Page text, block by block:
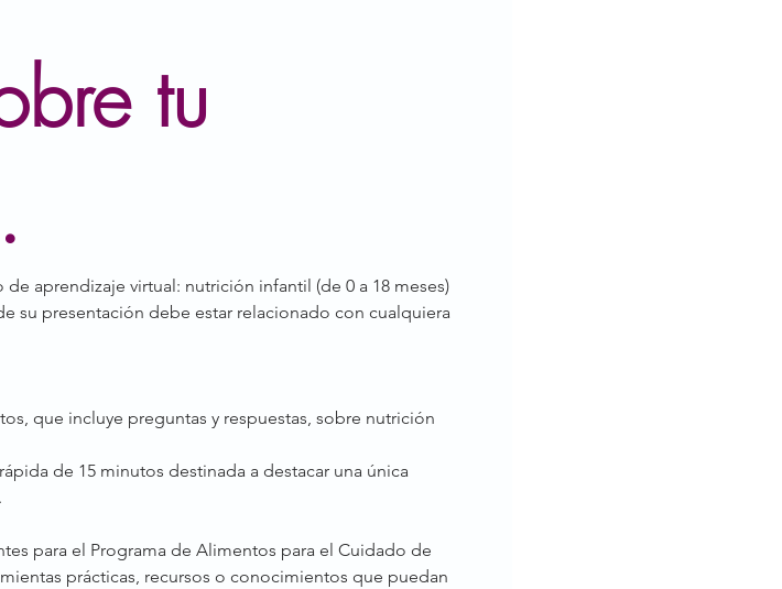
tu
aprendizaje virtual: nutrición infantil (de 0 a 18 meses)
su presentación debe estar relacionado con cualquiera
que incluye preguntas y respuestas, sobre nutrición
de 15 minutos destinada a destacar una única
para el Programa de Alimentos para el Cuidado de
prácticas, recursos o conocimientos que puedan